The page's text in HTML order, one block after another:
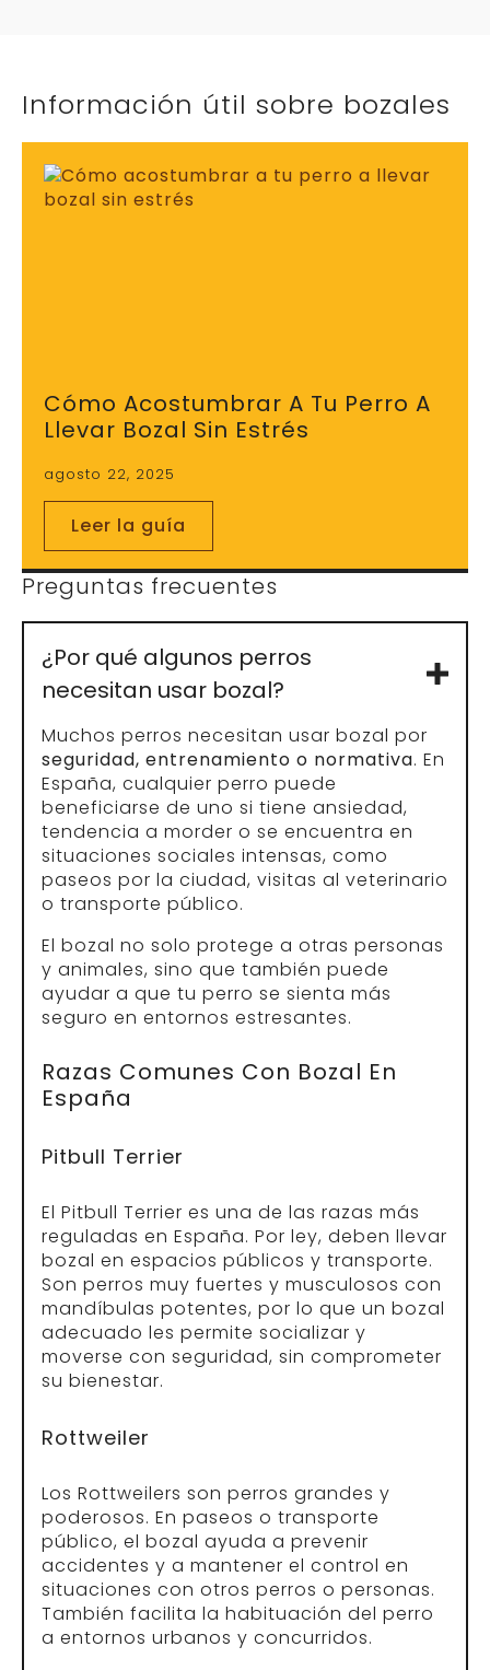
Información útil sobre bozales
Cómo Acostumbrar A Tu Perro A
Llevar Bozal Sin Estrés
agosto 22, 2025
Leer la guía
Preguntas frecuentes
¿Por qué algunos perros
necesitan usar bozal?
Muchos perros necesitan usar bozal por
seguridad, entrenamiento o normativa. En
España, cualquier perro puede
beneficiarse de uno si tiene ansiedad,
tendencia a morder o se encuentra en
situaciones sociales intensas, como
paseos por la ciudad, visitas al veterinario
o transporte público.
El bozal no solo protege a otras personas
y animales, sino que también puede
ayudar a que tu perro se sienta más
seguro en entornos estresantes.
Razas Comunes Con Bozal En
España
Pitbull Terrier
El Pitbull Terrier es una de las razas más
reguladas en España. Por ley, deben llevar
bozal en espacios públicos y transporte.
Son perros muy fuertes y musculosos con
mandíbulas potentes, por lo que un bozal
adecuado les permite socializar y
moverse con seguridad, sin comprometer
su bienestar.
Rottweiler
Los Rottweilers son perros grandes y
poderosos. En paseos o transporte
público, el bozal ayuda a prevenir
accidentes y a mantener el control en
situaciones con otros perros o personas.
También facilita la habituación del perro
a entornos urbanos y concurridos.